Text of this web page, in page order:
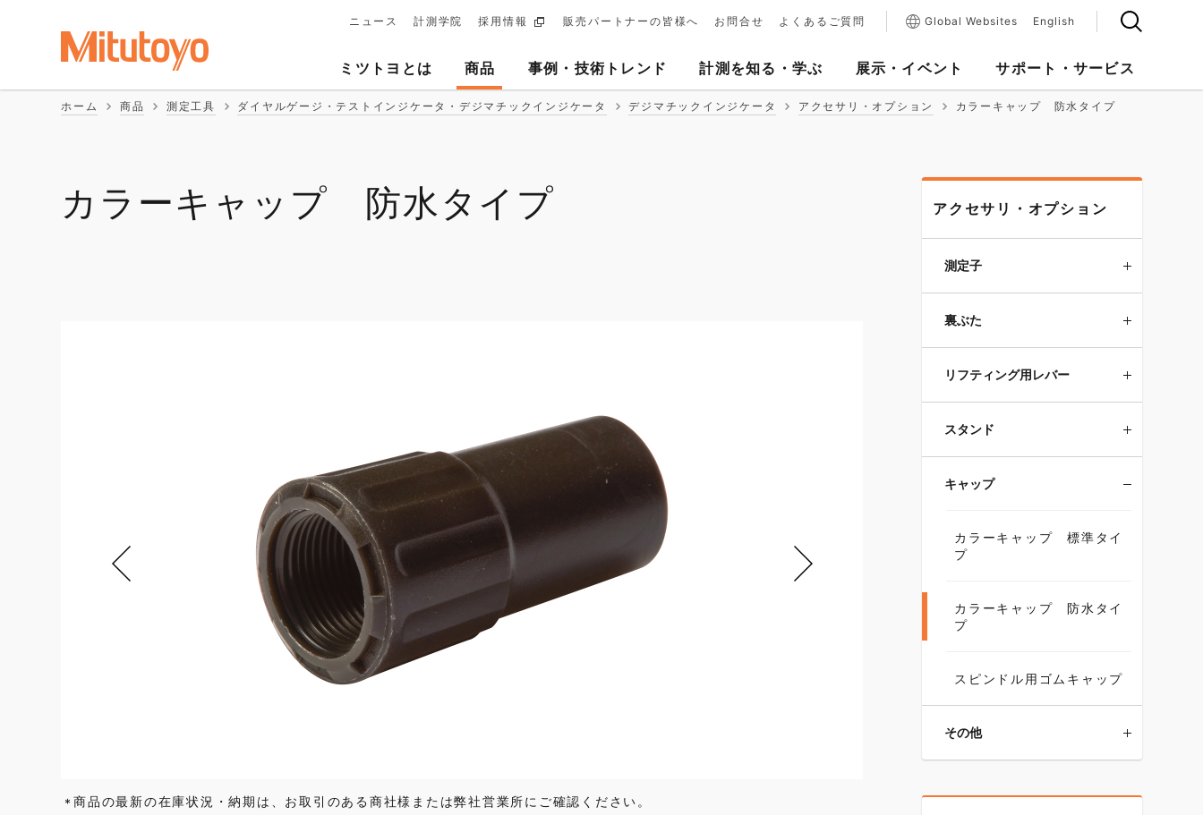
Secondary
Navigation
ミツトヨとは 商品 事例・技術トレンド 計測を知る・学ぶ 展示・イベント サポート・サービス
メ
イ
ン
ビ
ゲ
ニュース 計測学院 採用情報 販売パートナーの皆様へ お問合せ よくあるご質問 Global Websites English
ホーム 商品 測定工具 ダイヤルゲージ・テストインジケータ・デジマチックインジケータ デジマチックインジケータ アクセサリ・オプション カラーキャップ 防水タイプ
カラーキャップ 防水タイプ
* 商品の最新の在庫状況・納期は、お取引のある商社様または弊社営業所にご確認ください。
アクセサリ・オプション
測定子
裏ぶた
リフティング用レバー
スタンド
キャップ
カラーキャップ 標準タイ
プ
カラーキャップ 防水タイ
プ
スピンドル用ゴムキャップ
その他